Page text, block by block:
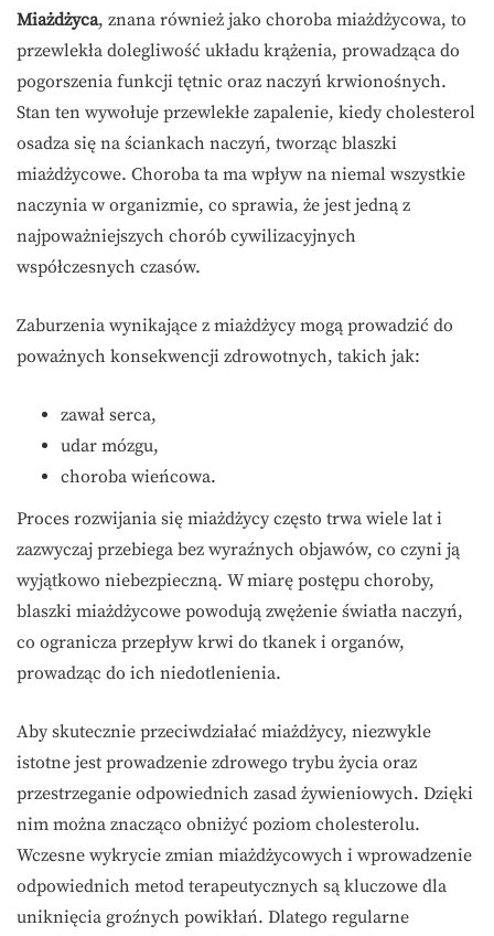
Miażdżyca, znana również jako choroba miażdżycowa, to
przewlekła dolegliwość układu krążenia, prowadząca do
pogorszenia funkcji tętnic oraz naczyń krwionośnych.
Stan ten wywołuje przewlekłe zapalenie, kiedy cholesterol
osadza się na ściankach naczyń, tworząc blaszki
miażdżycowe. Choroba ta ma wpływ na niemal wszystkie
naczynia w organizmie, co sprawia, że jest jedną z
najpoważniejszych chorób cywilizacyjnych
współczesnych czasów.
Zaburzenia wynikające z miażdżycy mogą prowadzić do
poważnych konsekwencji zdrowotnych, takich jak:
zawał serca,
udar mózgu,
choroba wieńcowa.
Proces rozwijania się miażdżycy często trwa wiele lat i
zazwyczaj przebiega bez wyraźnych objawów, co czyni ją
wyjątkowo niebezpieczną. W miarę postępu choroby,
blaszki miażdżycowe powodują zwężenie światła naczyń,
co ogranicza przepływ krwi do tkanek i organów,
prowadząc do ich niedotlenienia.
Aby skutecznie przeciwdziałać miażdżycy, niezwykle
istotne jest prowadzenie zdrowego trybu życia oraz
przestrzeganie odpowiednich zasad żywieniowych. Dzięki
nim można znacząco obniżyć poziom cholesterolu.
Wczesne wykrycie zmian miażdżycowych i wprowadzenie
odpowiednich metod terapeutycznych są kluczowe dla
uniknięcia groźnych powikłań. Dlatego regularne